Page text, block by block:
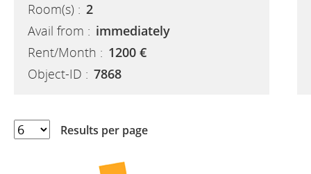
Room(s) : 2
Avail from : immediately
Rent/Month : 1200 €
Object-ID : 7868
Results per page